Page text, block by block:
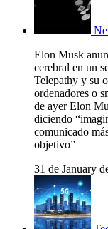
Elon Musk
cerebral en un
Telepathy y su
ordenadores o
de ayer Elon
diciendo
comunicado
objetivo”
31 de January